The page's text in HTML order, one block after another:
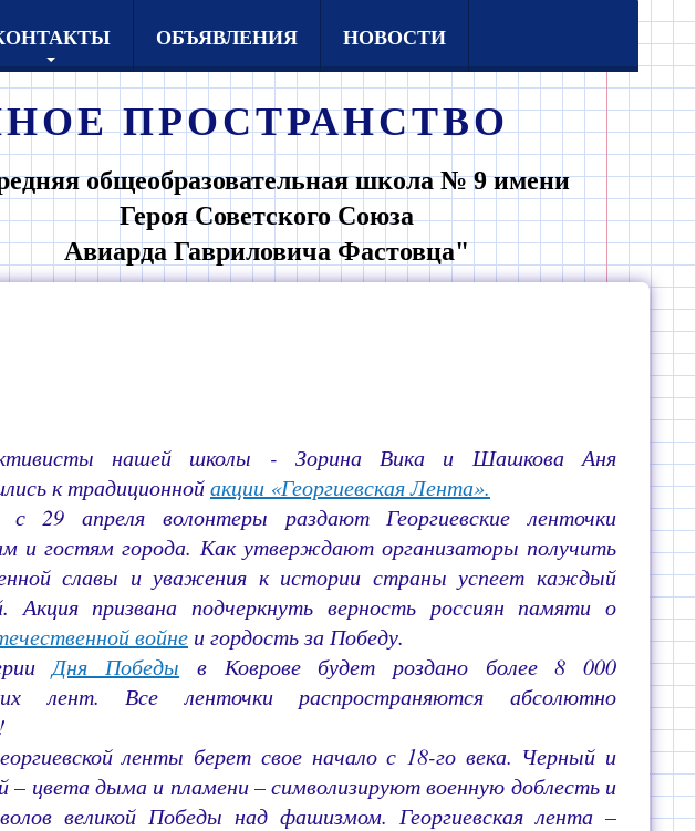
ОБЪЯВЛЕНИЯ НОВОСТИ
ПРОСТРАНСТВО
общеобразовательная школа № 9 имени
Героя Советского Союза
Авиарда Гавриловича Фастовца"
нашей школы - Зорина Вика и Шашкова Аня
к традиционнойакции «Георгиевская Лента».
29 апреля волонтеры раздают Георгиевские ленточки
и гостям города. Как утверждают организаторы получить
славы и уважения к истории страны успеет каждый
Акция призвана подчеркнуть верность россиян памяти о
войне и гордость за Победу.
Дня Победы в Коврове будет роздано более 8 000
лент. Все ленточки распространяются абсолютно
ленты берет свое начало с 18-го века. Черный и
цвета дыма и пламени – символизируют военную доблесть и
великой Победы над фашизмом. Георгиевская лента –